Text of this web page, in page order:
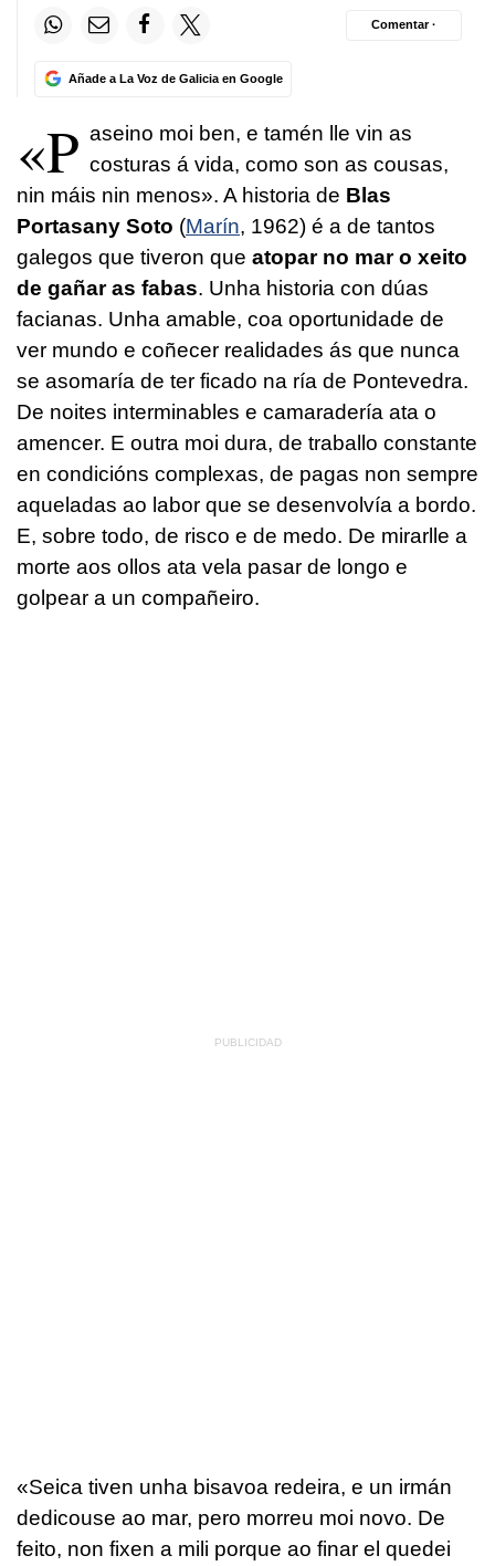
Añade a La Voz de Galicia en Google
Comentar ·
«P aseino moi ben, e tamén lle vin as
costuras á vida, como son as cousas,
nin máis nin menos». A historia de Blas
Portasany Soto (Marín, 1962) é a de tantos
galegos que tiveron que atopar no mar o xeito
de gañar as fabas. Unha historia con dúas
facianas. Unha amable, coa oportunidade de
ver mundo e coñecer realidades ás que nunca
se asomaría de ter ficado na ría de Pontevedra.
De noites interminables e camaradería ata o
amencer. E outra moi dura, de traballo constante
en condicións complexas, de pagas non sempre
aqueladas ao labor que se desenvolvía a bordo.
E, sobre todo, de risco e de medo. De mirarlle a
morte aos ollos ata vela pasar de longo e
golpear a un compañeiro.
«Seica tiven unha bisavoa redeira, e un irmán
dedicouse ao mar, pero morreu moi novo. De
feito, non fixen a mili porque ao finar el quedei